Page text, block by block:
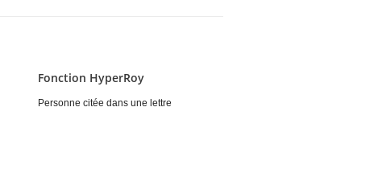
Fonction HyperRoy
Personne citée dans une lettre